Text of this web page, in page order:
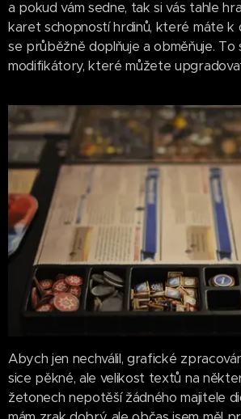
a pokud vám sedne, tak si vás tahle
karet schopností hrdinů, které máte k
se průběžně doplňuje a obměňuje. To
modifikátory, které můžete
Abych jen nechválil, grafické
sice pěkné, ale velikost textů na
žetonech nepotěší žádného majitele